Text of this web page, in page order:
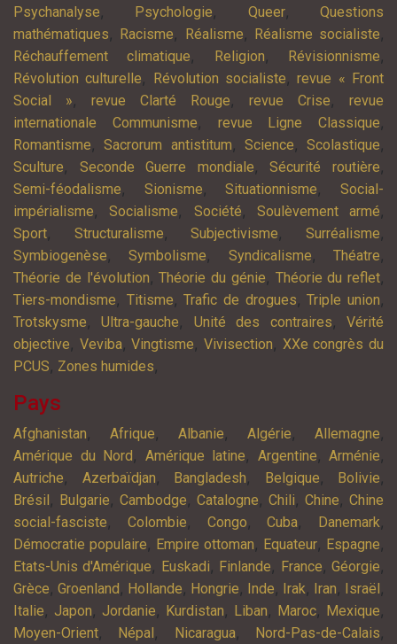
Psychanalyse, Psychologie, Queer,Questions
mathématiques, Racisme, Réalisme, Réalisme socialiste,
Réchauffement climatique, Religion, Révisionnisme,
Révolution culturelle, Révolution socialiste,revue « Front
Social », revue Clarté Rouge, revue Crise, revue
internationale Communisme, revue Ligne Classique,
Romantisme,Sacrorum antistitum, Science, Scolastique,
Sculture, Seconde Guerre mondiale,Sécurité routière,
Semi-féodalisme, Sionisme,Situationnisme,Social-
impérialisme,Socialisme, Société, Soulèvement armé,
Sport, Structuralisme,Subjectivisme,Surréalisme,
Symbiogenèse,Symbolisme, Syndicalisme,Théatre,
Théorie de l'évolution,Théorie du génie, Théorie du reflet,
Tiers-mondisme, Titisme,Trafic de drogues,Triple union,
Trotskysme,Ultra-gauche, Unité des contraires,Vérité
objective, Veviba,Vingtisme,Vivisection, XXe congrès du
PCUS, Zones humides,
Pays
Afghanistan, Afrique, Albanie, Algérie, Allemagne,
Amérique du Nord , Amérique latine, Argentine, Arménie,
Autriche, Azerbaïdjan, Bangladesh, Belgique, Bolivie,
Brésil , Bulgarie, Cambodge, Catalogne, Chili, Chine, Chine
social-fasciste, Colombie, Congo,Cuba, Danemark,
Démocratie populaire, Empire ottoman, Equateur, Espagne,
Etats-Unis d'Amérique, Euskadi, Finlande, France,Géorgie,
Grèce, Groenland , Hollande, Hongrie, Inde, Irak, Iran, Israël ,
Italie, Japon, Jordanie, Kurdistan, Liban, Maroc, Mexique,
Moyen-Orient, Népal , Nicaragua, Nord-Pas-de-Calais,